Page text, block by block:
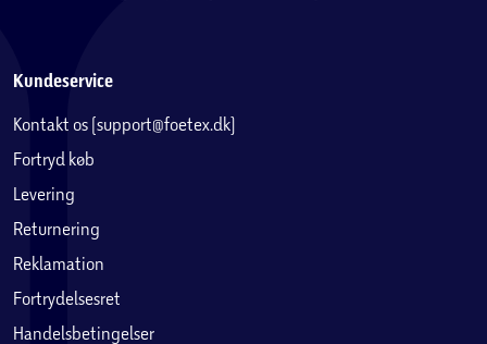
Kundeservice
Kontakt os (support@foetex.dk)
Fortryd køb
Levering
Returnering
Reklamation
Fortrydelsesret
Handelsbetingelser